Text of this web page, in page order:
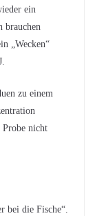
ein
brauchen
„Wecken“
zu einem
nicht
bei die Fische“.